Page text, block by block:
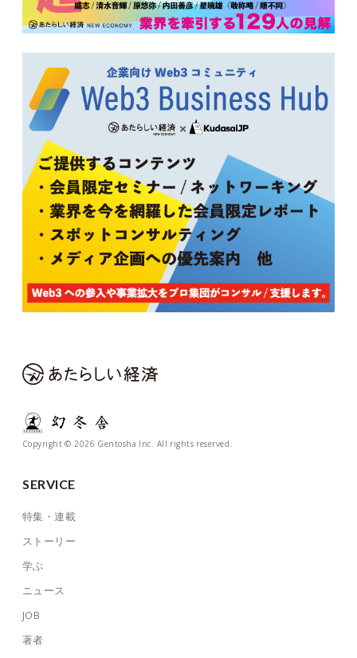
Copyright © 2026 Gentosha Inc. All rights reserved.
SERVICE
特集・連載
ストーリー
学ぶ
ニュース
JOB
著者